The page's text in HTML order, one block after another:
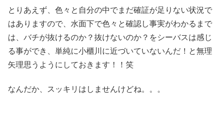
とりあえず、色々と自分の中でまだ確証が足りない状況で
はありますので、水面下で色々と確認し事実がわかるまで
は、バチが抜けるのか？抜けないのか？をシーバスは感じ
る事ができ、単純に小櫃川に近づいていないんだ！と無理
矢理思うようにしておきます！！笑
なんだか、スッキリはしませんけどね。。。